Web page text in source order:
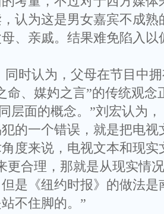
认为这是男女嘉宾不成熟
、亲戚。结果难免陷入以
同时认为，父母在节目中
命、媒妁之言”的传统观念
层面的概念。”刘宏认为
的一个错误，就是把电视
度来说，电视文本和现实
更合理，那就是从现实情
是《纽约时报》的做法是
不住脚的。”